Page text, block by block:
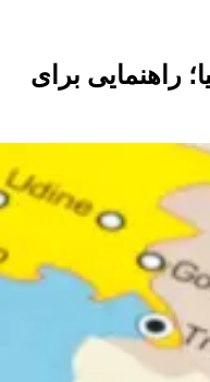
راهنمایی برای